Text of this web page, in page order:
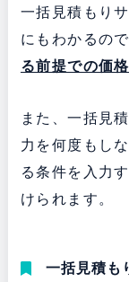
一括見積もり
にもわかるの
る前提での価
また、一括見
力を何度もし
る条件を入力
けられます。
一括見積も